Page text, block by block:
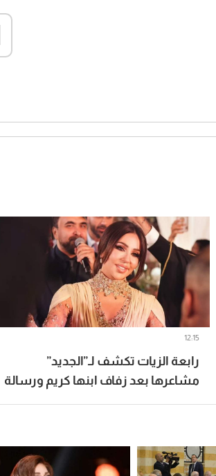
رابعة الزيات تكشف لـ”الجديد”
مشاعرها بعد زفاف ابنها كريم ورسالة
12:15